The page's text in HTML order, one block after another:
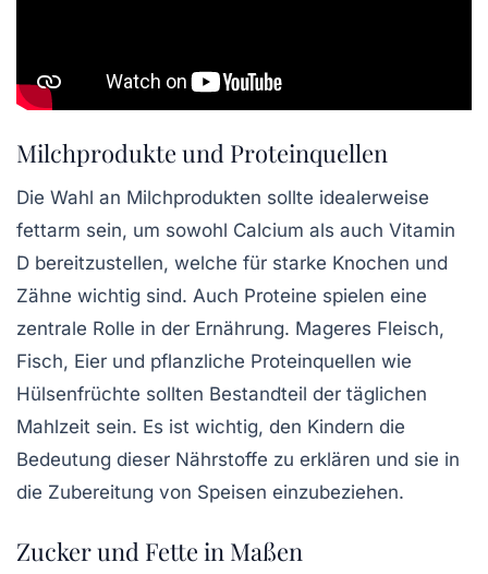
Milchprodukte und Proteinquellen
Die Wahl an Milchprodukten sollte idealerweise
fettarm sein, um sowohl Calcium als auch Vitamin
D bereitzustellen, welche für starke Knochen und
Zähne wichtig sind. Auch Proteine spielen eine
zentrale Rolle in der Ernährung. Mageres Fleisch,
Fisch, Eier und pflanzliche Proteinquellen wie
Hülsenfrüchte sollten Bestandteil der täglichen
Mahlzeit sein. Es ist wichtig, den Kindern die
Bedeutung dieser Nährstoffe zu erklären und sie in
die Zubereitung von Speisen einzubeziehen.
Zucker und Fette in Maßen